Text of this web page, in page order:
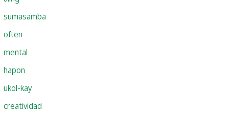
sumasamba
often
mental
hapon
ukol-kay
creatividad